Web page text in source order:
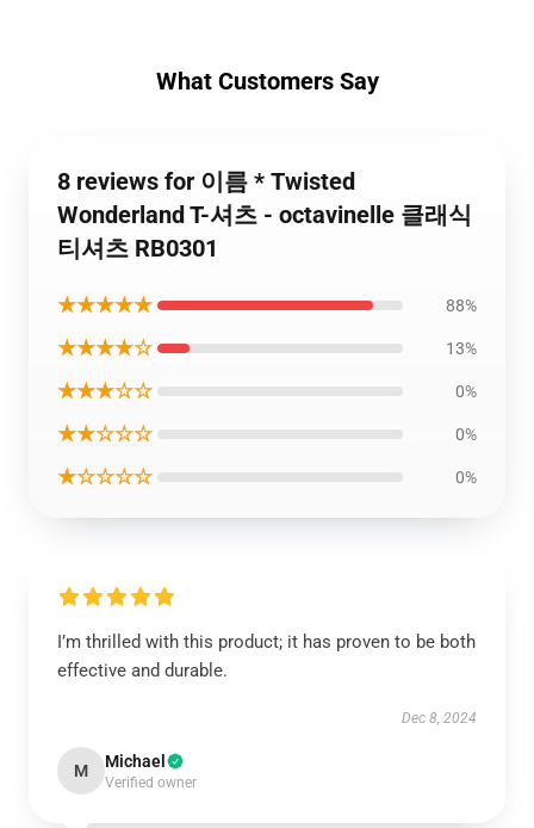
What Customers Say
8 reviews for 이름 * Twisted
Wonderland T-셔츠 - octavinelle 클래식
티셔츠 RB0301
★★★★★ 88%
★★★★☆ 13%
★★★☆☆ 0%
★★☆☆☆ 0%
★☆☆☆☆ 0%
I’m thrilled with this product; it has proven to be both
effective and durable.
Dec 8, 2024
M Michael
Verified owner